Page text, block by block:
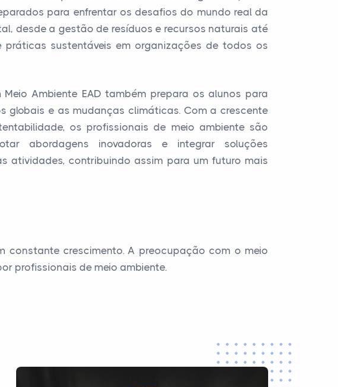
para enfrentar os desafios do mundo real da
desde a gestão de resíduos e recursos naturais até
práticas sustentáveis em organizações de todos os
Meio Ambiente EAD também prepara os alunos para
globais e as mudanças climáticas. Com a crescente
os profissionais de meio ambiente são
abordagens inovadoras e integrar soluções
atividades, contribuindo assim para um futuro mais
crescimento. A preocupação com o meio
profissionais de meio ambiente.